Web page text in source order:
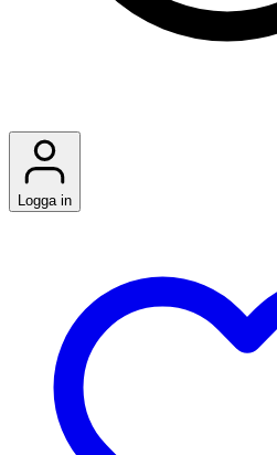
Logga in